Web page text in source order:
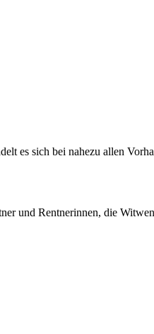
es sich bei nahezu allen
und Rentnerinnen, die